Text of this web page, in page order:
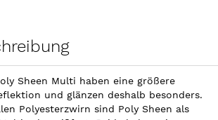
Sheen Multi haben eine größere
und glänzen deshalb besonders.
Polyesterzwirn sind Poly Sheen als